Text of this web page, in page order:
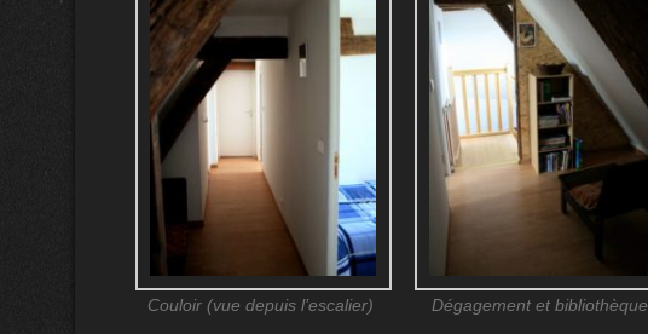
Couloir (vue depuis l’escalier) Dégagement et bibliothèque